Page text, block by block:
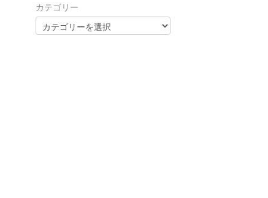
カテゴリー